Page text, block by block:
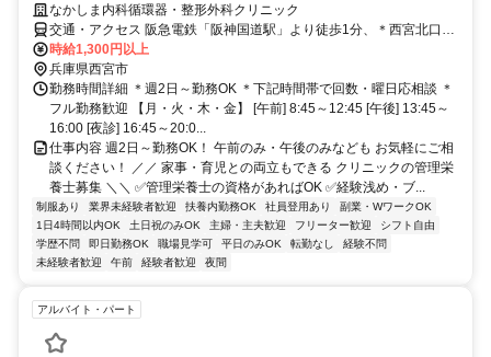
なかしま内科循環器・整形外科クリニック
交通・アクセス 阪急電鉄「阪神国道駅」より徒歩1分、＊西宮北口駅
から1駅 ＊JR「西宮駅」より徒歩13分・自転車で3分（駐輪場あり）
時給1,300円以上
兵庫県西宮市
勤務時間詳細 ＊週2日～勤務OK ＊下記時間帯で回数・曜日応相談 ＊
フル勤務歓迎 【月・火・木・金】 [午前] 8:45～12:45 [午後] 13:45～
16:00 [夜診] 16:45～20:0...
仕事内容 週2日～勤務OK！ 午前のみ・午後のみなども お気軽にご相
談ください！ ／／ 家事・育児との両立もできる クリニックの管理栄
養士募集 ＼＼ ✅管理栄養士の資格があればOK ✅経験浅め・ブ...
制服あり 業界未経験者歓迎 扶養内勤務OK 社員登用あり
副業・WワークOK
1日4時間以内OK
土日祝のみOK 主婦・主夫歓迎 フリーター歓迎
シフト自由
学歴不問
即日勤務OK 職場見学可 平日のみOK 転勤なし
経験不問
未経験者歓迎
午前 経験者歓迎 夜間
アルバイト・パート